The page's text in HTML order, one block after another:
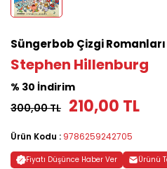
Süngerbob Çizgi
Stephen Hillenburg
% 30 İndirim
300,00 TL 210,00 TL
Ürün Kodu : 9786259242705
Fiyatı Düşünce Haber Ver Ürünü